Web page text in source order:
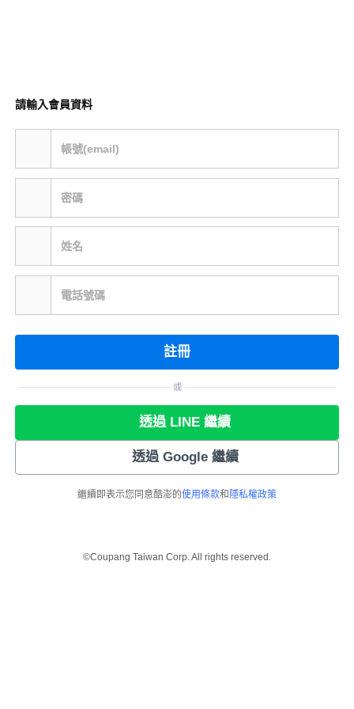
請輸入會員資料
帳號(email)
密碼
姓名
電話號碼
註冊
或
透過 LINE 繼續
透過 Google 繼續
繼續即表示您同意酷澎的使用條款和 隱私權政策
©Coupang Taiwan Corp. All rights reserved.